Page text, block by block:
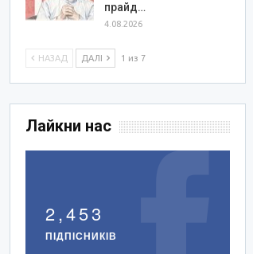
прайд…
4.08.2026
НАЗАД ДАЛІ 1 из 7
Лайкни нас
2,453
ПІДПІСНИКІВ